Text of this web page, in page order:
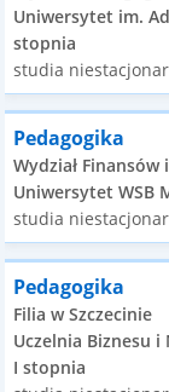
Uniwersytet im.
stopnia
studia
Pedagogika
Wydział
Uniwersytet WSB
studia
Pedagogika
Filia w Szczecinie
Uczelnia Biznesu i
I stopnia